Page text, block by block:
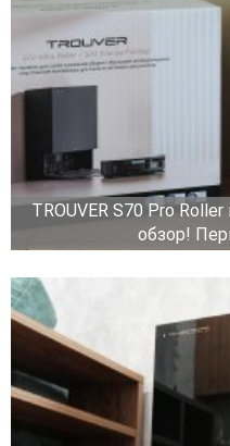
TROUVER S70 Pro
обзор!